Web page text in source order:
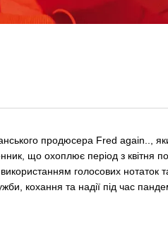
продюсера Fred again..,
що охоплює період з квітня
голосових нотаток
кохання та надії під час